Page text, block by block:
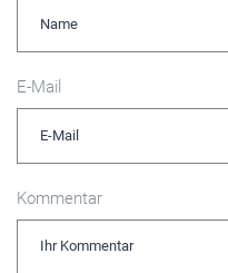
E-Mail
Kommentar